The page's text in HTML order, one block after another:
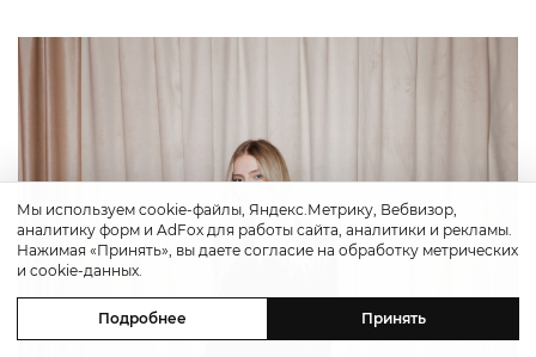
Мы используем cookie-файлы, Яндекс.Метрику, Вебвизор,
аналитику форм и AdFox для работы сайта, аналитики и рекламы.
Нажимая «Принять», вы даете согласие на обработку метрических
и cookie-данных.
Подробнее Принять